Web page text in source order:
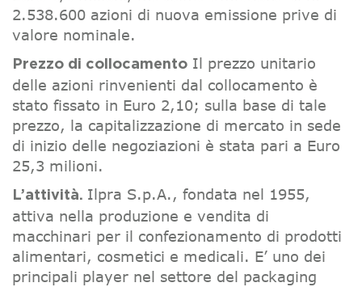
2.538.600 azioni di nuova emissione prive di
valore nominale.
Prezzo di collocamento Il prezzo unitario
delle azioni rinvenienti dal collocamento è
stato fissato in Euro 2,10; sulla base di tale
prezzo, la capitalizzazione di mercato in sede
di inizio delle negoziazioni è stata pari a Euro
25,3 milioni.
L’attività. Ilpra S.p.A., fondata nel 1955,
attiva nella produzione e vendita di
macchinari per il confezionamento di prodotti
alimentari, cosmetici e medicali. E’ uno dei
principali player nel settore del packaging